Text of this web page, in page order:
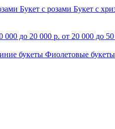
Букет с розами Букет с
000 до 20 000 р. от 20 000 до
букеты Фиолетовые букеты